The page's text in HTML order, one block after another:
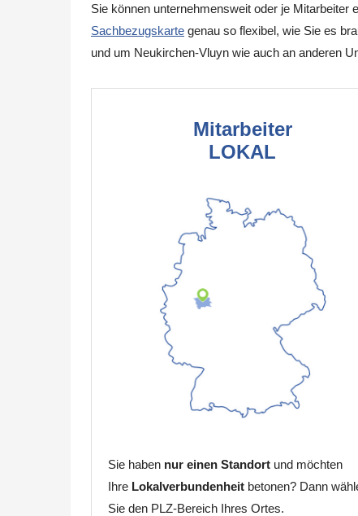
Sie können unternehmensweit oder je
Sachbezugskarte genau so flexibel, wie Sie es
und um Neukirchen-Vluyn wie auch an anderen
Mitarbeiter
LOKAL
Sie haben nur einen Standort und möchten
Ihre Lokalverbundenheit betonen? Dann
Sie den PLZ-Bereich Ihres Ortes.